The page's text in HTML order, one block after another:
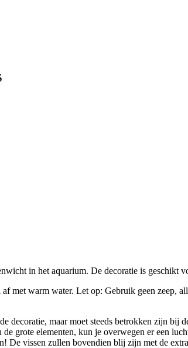
in het aquarium. De decoratie is geschikt
met warm water. Let op: Gebruik geen zeep,
decoratie, maar moet steeds betrokken zijn bij
grote elementen, kun je overwegen er een
De vissen zullen bovendien blij zijn met de